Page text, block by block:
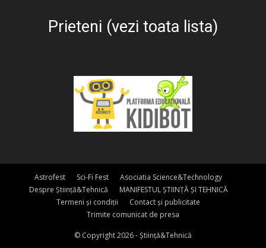
Prieteni (vezi toata lista)
Astrofest Sci-Fi Fest
Asociatia Science&Technology
Despre Știință&Tehnică
MANIFESTUL ȘTIINȚĂ ȘI TEHNICĂ
Termeni și condiții
Contact și publicitate
Trimite comunicat de presa
© Copyright 2026 - Știință&Tehnică